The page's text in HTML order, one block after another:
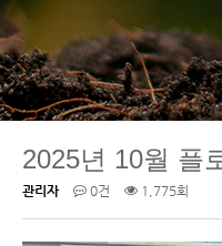
2025년 10월 플
관리자 0건 1,775회